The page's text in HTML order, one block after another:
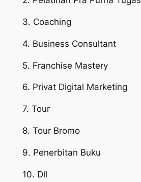
3. Coaching
4. Business Consultant
5. Franchise Mastery
6. Privat Digital Marketing
7. Tour
8. Tour Bromo
9. Penerbitan Buku
10. Dll